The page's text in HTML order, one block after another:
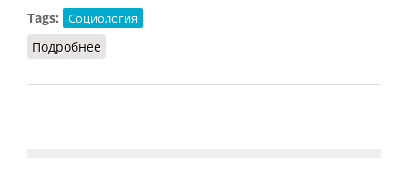
Tags:
Социология
Подробнее